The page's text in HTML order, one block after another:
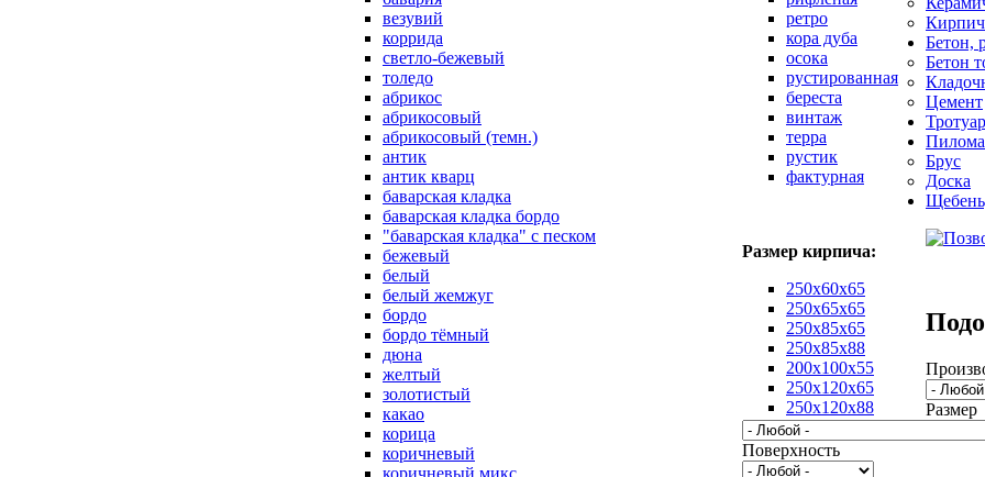
везувий
коррида
светло-бежевый
толедо
абрикос
абрикосовый
абрикосовый (темн.)
антик
антик кварц
баварская кладка
баварская кладка бордо
"баварская кладка" с песком
бежевый
белый
белый жемжуг
бордо
бордо тёмный
дюна
желтый
золотистый
какао
корица
коричневый
коричневый микс
ретро
кора дуба
осока
рустированная
береста
винтаж
терра
рустик
фактурная
Размер кирпича:
250х60х65
250х65х65
250х85х65
250х85х88
200х100х55
250х120х65
250х120х88
Бетон,
Бетон
Цемент
Брус
Доска
Размер
Поверхность